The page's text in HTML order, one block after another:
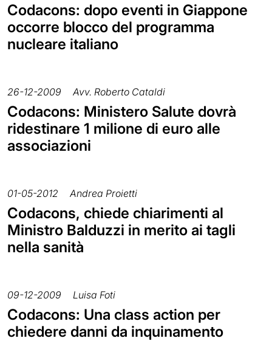
Codacons: dopo eventi in Giappone
occorre blocco del programma
nucleare italiano
26-12-2009 Avv. Roberto Cataldi
Codacons: Ministero Salute dovrà
ridestinare 1 milione di euro alle
associazioni
01-05-2012 Andrea Proietti
Codacons, chiede chiarimenti al
Ministro Balduzzi in merito ai tagli
nella sanità
09-12-2009 Luisa Foti
Codacons: Una class action per
chiedere danni da inquinamento